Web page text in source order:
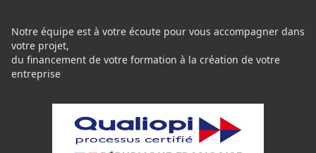
Notre équipe est à votre écoute pour vous accompagner dans
votre projet,
du financement de votre formation à la création de votre
entreprise